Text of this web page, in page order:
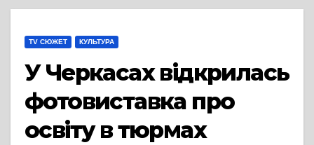
TV СЮЖЕТ КУЛЬТУРА
У Черкасах відкрилась
фотовиставка про
освіту в тюрмах